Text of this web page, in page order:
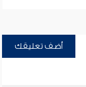
أضف تعليقك